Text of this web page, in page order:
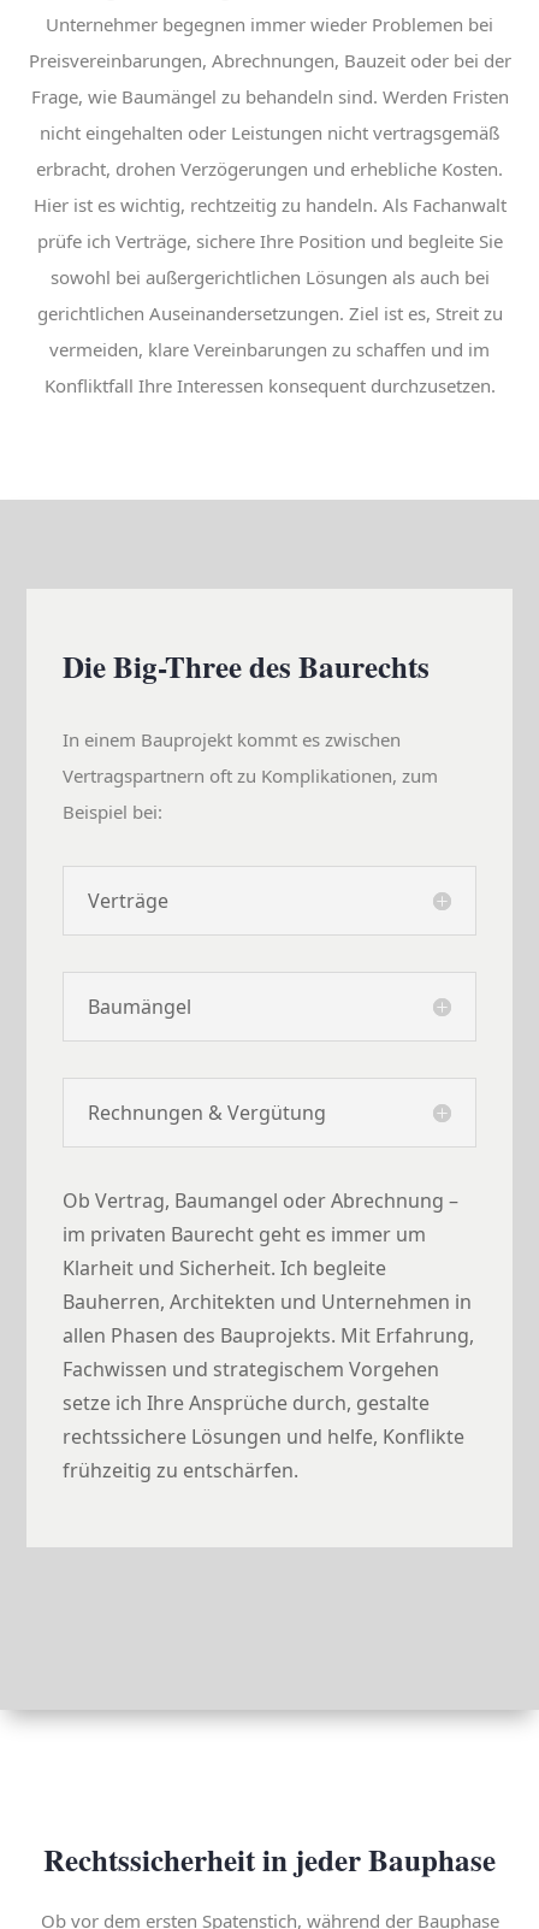
Unternehmer begegnen immer wieder Problemen bei
Preisvereinbarungen, Abrechnungen, Bauzeit oder bei der
Frage, wie Baumängel zu behandeln sind. Werden Fristen
nicht eingehalten oder Leistungen nicht vertragsgemäß
erbracht, drohen Verzögerungen und erhebliche Kosten.
Hier ist es wichtig, rechtzeitig zu handeln. Als Fachanwalt
prüfe ich Verträge, sichere Ihre Position und begleite Sie
sowohl bei außergerichtlichen Lösungen als auch bei
gerichtlichen Auseinandersetzungen. Ziel ist es, Streit zu
vermeiden, klare Vereinbarungen zu schaffen und im
Konfliktfall Ihre Interessen konsequent durchzusetzen.
Die Big-Three des Baurechts
In einem Bauprojekt kommt es zwischen
Vertragspartnern oft zu Komplikationen, zum
Beispiel bei:
Verträge
Baumängel
Rechnungen & Vergütung
Ob Vertrag, Baumangel oder Abrechnung –
im privaten Baurecht geht es immer um
Klarheit und Sicherheit. Ich begleite
Bauherren, Architekten und Unternehmen in
allen Phasen des Bauprojekts. Mit Erfahrung,
Fachwissen und strategischem Vorgehen
setze ich Ihre Ansprüche durch, gestalte
rechtssichere Lösungen und helfe, Konflikte
frühzeitig zu entschärfen.
Rechtssicherheit in jeder Bauphase
Ob vor dem ersten Spatenstich, während der Bauphase